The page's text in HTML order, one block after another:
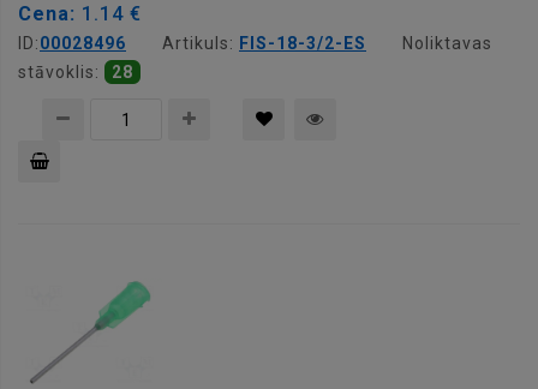
Cena: 1.14 €
ID:00028496 Artikuls: FIS-18-3/2-ES
Noliktavas
stāvoklis:
28